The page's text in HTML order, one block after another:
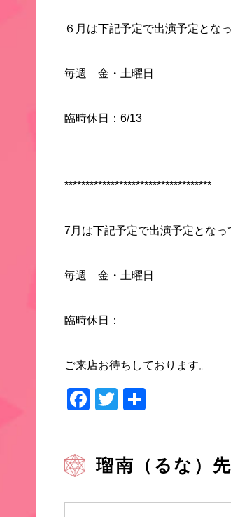
６月は下記予定で出演予定とな
毎週 金・土曜日
臨時休日：6/13
***********************************
7月は下記予定で出演予定となっ
毎週 金・土曜日
臨時休日：
ご来店お待ちしております。
Facebook
Twitter
瑠南（るな）